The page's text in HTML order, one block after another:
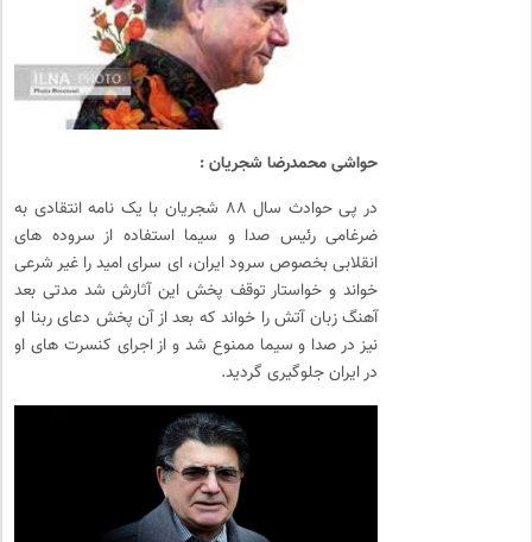
حواشی محمدرضا شجریان :
در پی حوادث سال ۸۸ شجریان با یک نامه انتقادی به
ضرغامی رئیس صدا و سیما استفاده از سروده های
انقلابی بخصوص سرود ایران، ای سرای امید را غیر شرعی
خواند و خواستار توقف پخش این آثارش شد مدتی بعد
آهنگ زبان آتش را خواند که بعد از آن پخش دعای ربنا او
نیز در صدا و سیما ممنوع شد و از اجرای کنسرت های او
در ایران جلوگیری گردید.